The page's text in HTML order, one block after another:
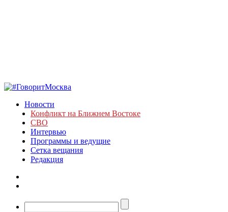
Новости
Конфликт на Ближнем Востоке
СВО
Интервью
Программы и ведущие
Сетка вещания
Редакция